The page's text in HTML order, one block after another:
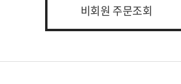
비회원 주문조회